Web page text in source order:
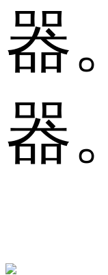
器
器。